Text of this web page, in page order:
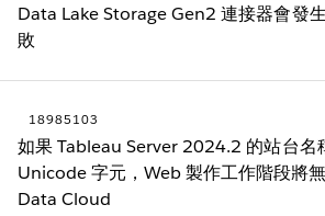
Data Lake Storage Gen2 連接器會發
敗
18985103
如果 Tableau Server 2024.2 的站台名
Unicode 字元，Web 製作工作階段將
Data Cloud